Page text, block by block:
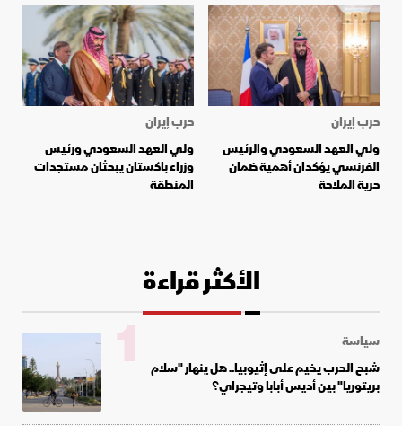
حرب إيران
ولي العهد السعودي والرئيس
الفرنسي يؤكدان أهمية ضمان
حرية الملاحة
حرب إيران
ولي العهد السعودي ورئيس
وزراء باكستان يبحثان مستجدات
المنطقة
الأكثر قراءة
سياسة
شبح الحرب يخيم على إثيوبيا.. هل ينهار "سلام
بريتوريا" بين أديس أبابا وتيجراي؟
1